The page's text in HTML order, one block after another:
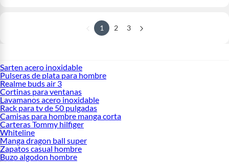
1 2 3
Sarten acero inoxidable
Pulseras de plata para hombre
Realme buds air 3
Cortinas para ventanas
Lavamanos acero inoxidable
Rack para tv de 50 pulgadas
Camisas para hombre manga corta
Carteras Tommy hilfiger
Whiteline
Manga dragon ball super
Zapatos casual hombre
Buzo algodon hombre